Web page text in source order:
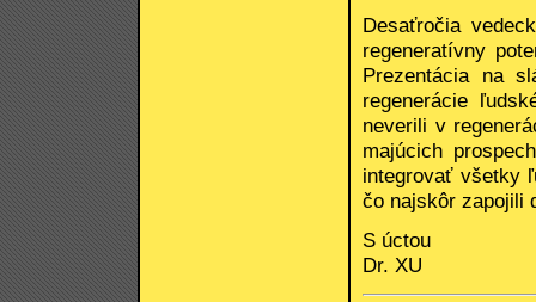
Desaťročia
regeneratívny
Prezentácia na
regenerácie
neverili v
majúcich
integrovať všetky
čo najskôr zapojili
S úctou
Dr. XU